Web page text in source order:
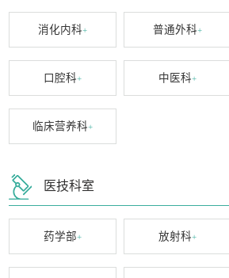
消化内科+ 普通外科+
口腔科+ 中医科+
临床营养科+
医技科室
药学部+ 放射科+